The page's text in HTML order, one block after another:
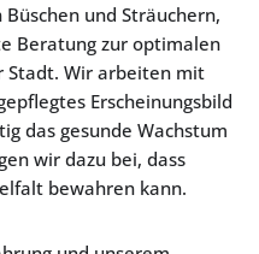
und Sträuchern,
Beratung zur optimalen
Stadt. Wir arbeiten mit
Erscheinungsbild
das gesunde Wachstum
wir dazu bei, dass
bewahren kann.